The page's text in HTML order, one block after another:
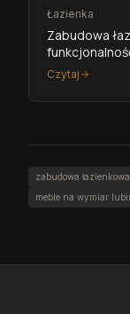
Łazienka
Zabudowa
Czytaj
zabudowa
meble na wymiar